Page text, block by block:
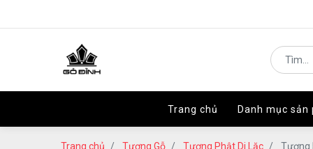
Trang chủ Danh mục sản
Trang chủ Danh mục sản
Trang chủ Tượng Gỗ Tượng Phật Di Lặc Tượng